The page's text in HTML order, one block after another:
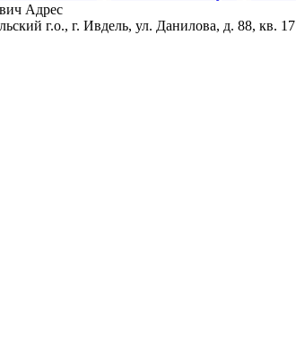
Адрес
г.о., г. Ивдель, ул. Данилова, д. 88, кв. 17